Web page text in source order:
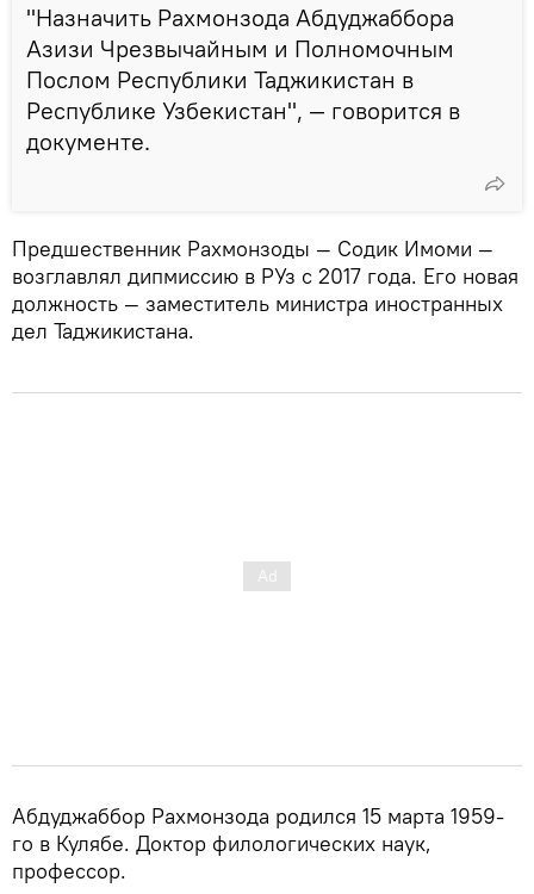
"Назначить Рахмонзода Абдуджаббора
Азизи Чрезвычайным и Полномочным
Послом Республики Таджикистан в
Республике Узбекистан", — говорится в
документе.
Предшественник Рахмонзоды — Содик Имоми —
возглавлял дипмиссию в РУз с 2017 года. Его новая
должность — заместитель министра иностранных
дел Таджикистана.
Абдуджаббор Рахмонзода родился 15 марта 1959-
го в Кулябе. Доктор филологических наук,
профессор.